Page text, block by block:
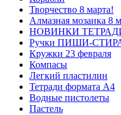
Творчество 8 марта!
Алмазная мозаика 8
НОВИНКИ
Ручки ПИШИ-
Кружки 23 февраля
Компасы
Легкий пластилин
Тетради формата А4
Водные пистолеты
Пастель